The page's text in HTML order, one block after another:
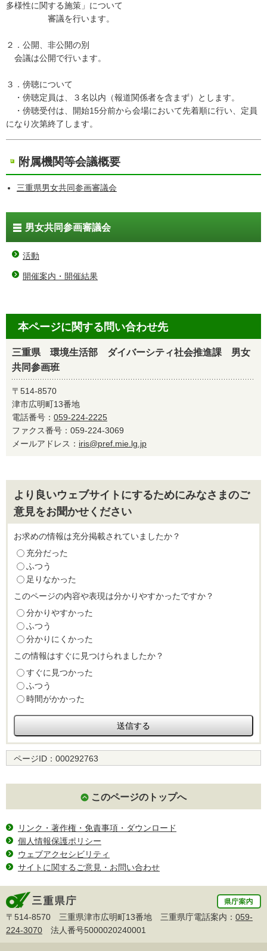
多様性に関する施策」について
審議を行います。
２．公開、非公開の別
会議は公開で行います。
３．傍聴について
・傍聴定員は、３名以内（報道関係者を含まず）とします。
・傍聴受付は、開始15分前から会場において先着順に行い、定員
になり次第終了します。
附属機関等会議概要
三重県男女共同参画審議会
男女共同参画審議会
活動
開催案内・開催結果
本ページに関する問い合わせ先
三重県 環境生活部 ダイバーシティ社会推進課 男女
共同参画班
〒514-8570
津市広明町13番地
電話番号： 059-224-2225
ファクス番号：059-224-3069
メールアドレス： iris@pref.mie.lg.jp
より良いウェブサイトにするためにみなさまのご
意見をお聞かせください
お求めの情報は充分掲載されていましたか？
充分だった
ふつう
足りなかった
このページの内容や表現は分かりやすかったですか？
分かりやすかった
ふつう
分かりにくかった
この情報はすぐに見つけられましたか？
すぐに見つかった
ふつう
時間がかかった
ページID： 000292763
このページのトップへ
リンク・著作権・免責事項・ダウンロード
個人情報保護ポリシー
ウェブアクセシビリティ
サイトに関するご意見・お問い合わせ
〒514-8570 三重県津市広明町13番地 三重県庁電話案内： 059-
224-3070 法人番号5000020240001